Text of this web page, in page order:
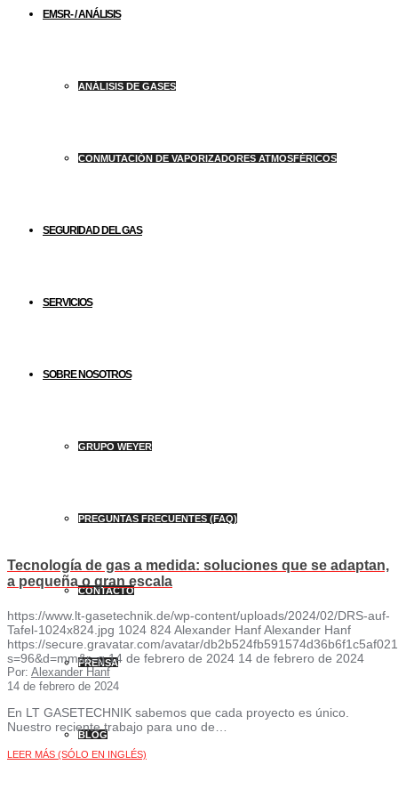
EMSR- / ANÁLISIS
ANÁLISIS DE GASES
CONMUTACIÓN DE VAPORIZADORES ATMOSFÉRICOS
SEGURIDAD DEL GAS
SERVICIOS
SOBRE NOSOTROS
GRUPO WEYER
PREGUNTAS FRECUENTES (FAQ)
CONTACTO
PRENSA
BLOG
Tecnología de gas a medida: soluciones que se adaptan,
a pequeña o gran escala
https://www.lt-gasetechnik.de/wp-content/uploads/2024/02/DRS-auf-
Tafel-1024x824.jpg 1024 824Alexander HanfAlexander Hanf
https://secure.gravatar.com/avatar/
s=96&d=mm&r=g 14 de febrero de 2024 14 de febrero de 2024
Por: Alexander Hanf
14 de febrero de 2024
En LT GASETECHNIK sabemos que cada proyecto es único.
Nuestro reciente trabajo para uno de…
LEER MÁS (SÓLO EN INGLÉS)